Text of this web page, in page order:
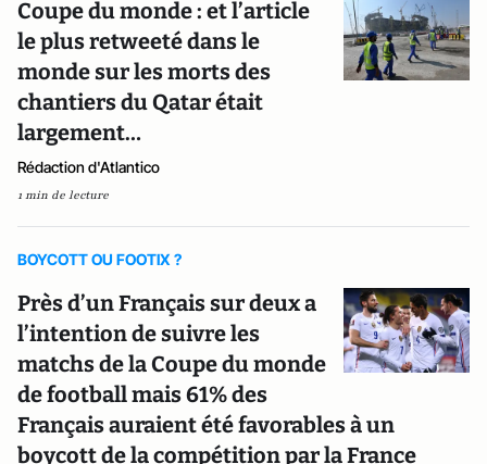
Coupe du monde : et l’article
le plus retweeté dans le
monde sur les morts des
chantiers du Qatar était
largement…
Rédaction d'Atlantico
1 min de lecture
BOYCOTT OU FOOTIX ?
Près d’un Français sur deux a
l’intention de suivre les
matchs de la Coupe du monde
de football mais 61% des
Français auraient été favorables à un
boycott de la compétition par la France